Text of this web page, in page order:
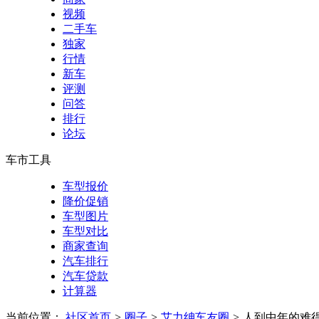
视频
二手车
独家
行情
新车
评测
问答
排行
论坛
车市工具
车型报价
降价促销
车型图片
车型对比
商家查询
汽车排行
汽车贷款
计算器